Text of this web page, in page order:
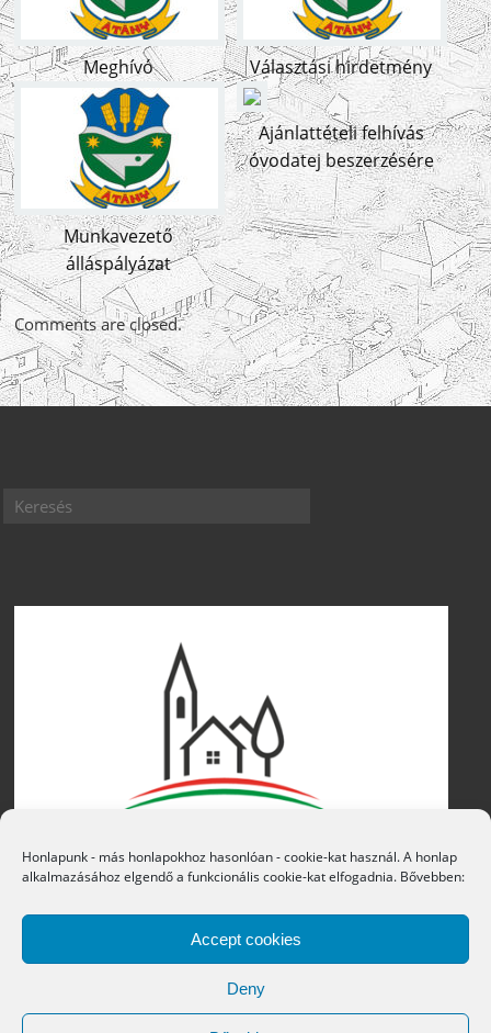
Honlapunk - más honlapokhoz hasonlóan - cookie-kat használ. A honlap
alkalmazásához elgendő a funkcionális cookie-kat elfogadnia. Bővebben:
Accept cookies
Deny
Meghívó Választási hirdetmény
Munkavezető
álláspályázat
Ajánlattételi felhívás
óvodatej beszerzésére
Comments are closed.